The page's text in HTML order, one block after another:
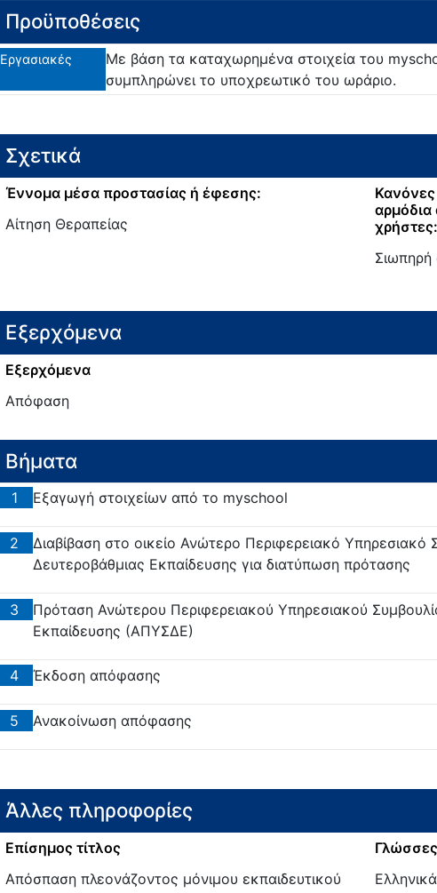
Προϋποθέσεις
Εργασιακές
Με βάση τα καταχωρημένα στοιχεία του
συμπληρώνει το υποχρεωτικό του ωράριο.
Σχετικά
Έννομα μέσα προστασίας ή έφεσης:
Αίτηση Θεραπείας
αρμόδια
χρήστες:
Σιωπηρή
Εξερχόμενα
Εξερχόμενα
Απόφαση
Βήματα
1 Εξαγωγή στοιχείων από το myschool
2
Διαβίβαση στο οικείο Ανώτερο Περιφερειακό Υπηρεσιακό
Δευτεροβάθμιας Εκπαίδευσης για διατύπωση πρότασης
3
Πρόταση Ανώτερου Περιφερειακού Υπηρεσιακού
Εκπαίδευσης (ΑΠΥΣΔΕ)
4 Έκδοση απόφασης
5 Ανακοίνωση απόφασης
Άλλες πληροφορίες
Επίσημος τίτλος
Απόσπαση πλεονάζοντος μόνιμου εκπαιδευτικού
Ελληνικά